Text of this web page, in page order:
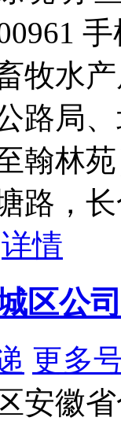
畜牧水
公路局
翰林
路，
详情
区公
更多
安徽